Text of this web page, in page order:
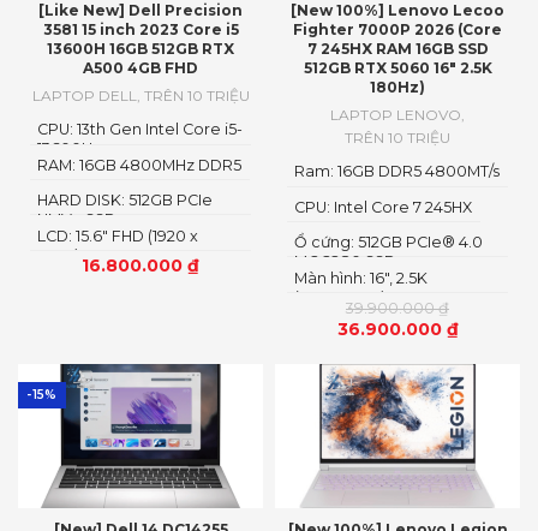
[Like New] Dell Precision
3581 15 inch 2023 Core i5
13600H 16GB 512GB RTX
A500 4GB FHD
LAPTOP DELL, TRÊN 10 TRIỆU
16.800.000 ₫
LCD: 15.6" FHD (1920 x
1080)
HARD DISK: 512GB PCIe
NMVe SSD
RAM: 16GB 4800MHz DDR5
CPU: 13th Gen Intel Core i5-
13600H
[New 100%] Lenovo Lecoo
Fighter 7000P 2026 (Core
7 245HX RAM 16GB SSD
512GB RTX 5060 16″ 2.5K
180Hz)
LAPTOP LENOVO,
TRÊN 10 TRIỆU
39.900.000₫
36.900.000 ₫
Màn hình: 16″, 2.5K
(2560x1600) IPS, LED
Ổ cứng: 512GB PCIe® 4.0
M.2 2280 SSD
CPU: Intel Core 7 245HX
Ram: 16GB DDR5 4800MT/s
-15%